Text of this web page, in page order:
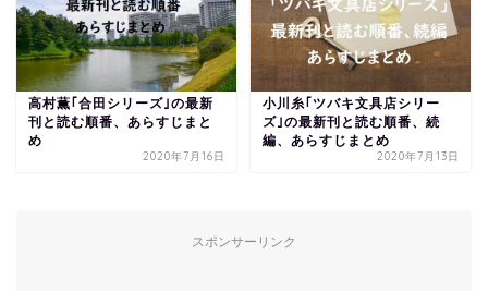
高村薫｢合田シリーズ｣の最新
刊と読む順番、あらすじまと
め
2020年7月16日
小川糸｢ツバキ文具店シリー
ズ｣の最新刊と読む順番、続
編、あらすじまとめ
2020年7月13日
スポンサーリンク